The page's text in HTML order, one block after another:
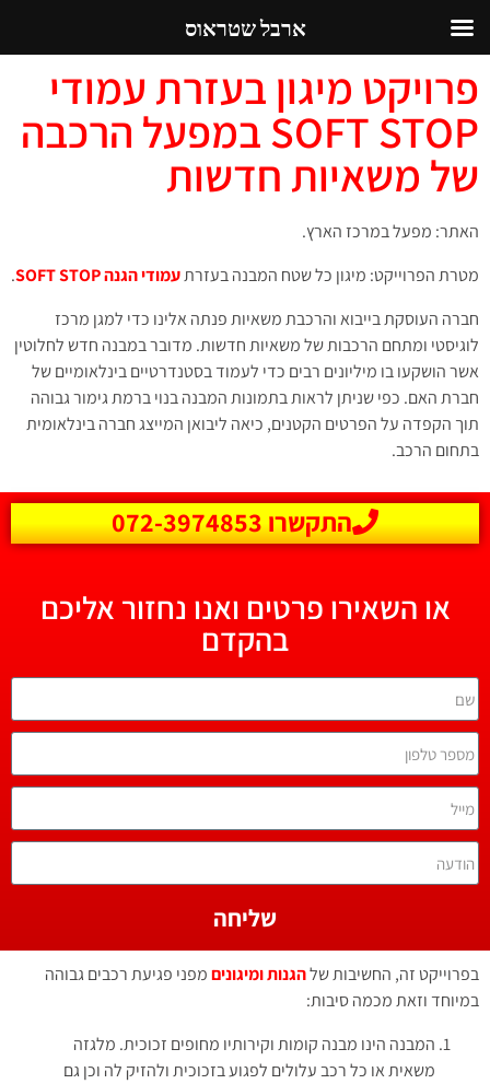
פרויקט מיגון בעזרת עמודי
SOFT STOP במפעל הרכבה
של משאיות חדשות
האתר: מפעל במרכז הארץ.
מטרת הפרוייקט: מיגון כל שטח המבנה בעזרתעמודי הגנה SOFT STOP
.
חברה העוסקת בייבוא והרכבת משאיות פנתה אלינו כדי למגן מרכז
לוגיסטי ומתחם הרכבות של משאיות חדשות. מדובר במבנה חדש לחלוטין
אשר הושקעו בו מיליונים רבים כדי לעמוד בסטנדרטיים בינלאומיים של
חברת האם. כפי שניתן לראות בתמונות המבנה בנוי ברמת גימור גבוהה
תוך הקפדה על הפרטים הקטנים, כיאה ליבואן המייצג חברה בינלאומית
בתחום הרכב.
התקשרו 072-3974853
או השאירו פרטים ואנו נחזור אליכם
בהקדם
שליחה
בפרוייקט זה, החשיבות שלהגנות ומיגוניםמפני פגיעת רכבים גבוהה
במיוחד וזאת מכמה סיבות:
המבנה הינו מבנה קומות וקירותיו מחופים זכוכית. מלגזה
משאית או כל רכב עלולים לפגוע בזכוכית ולהזיק לה וכן גם
ארבל שטראוס